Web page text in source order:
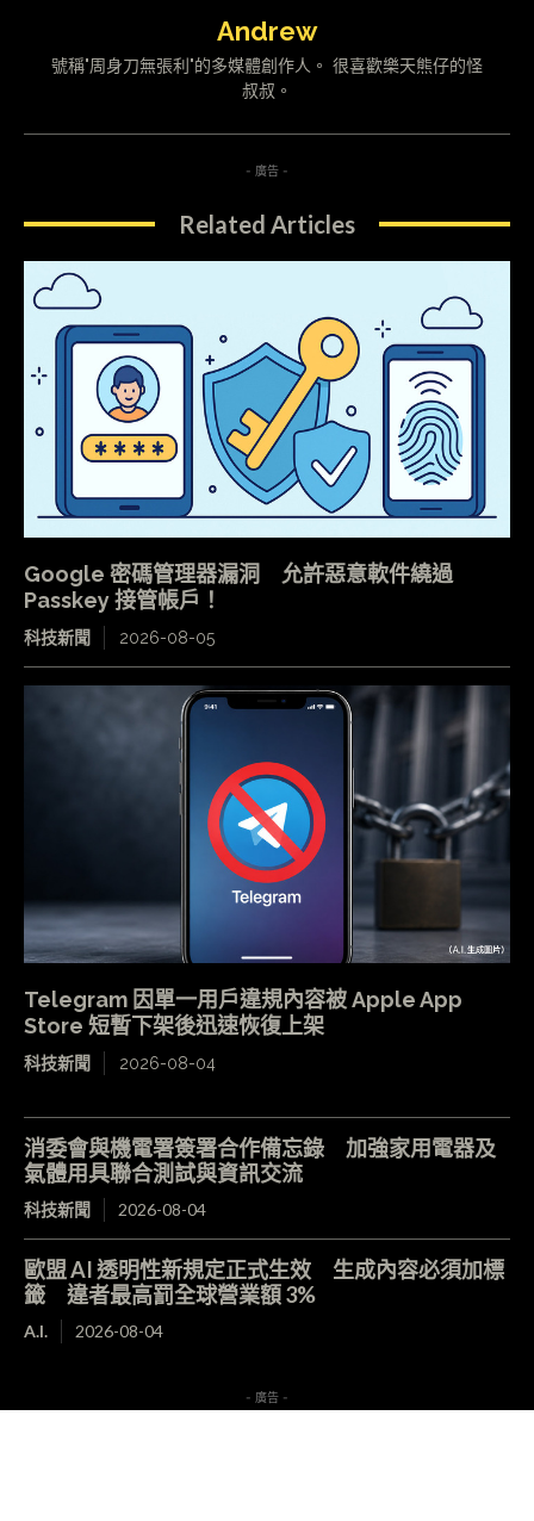
Andrew
號稱"周身刀無張利"的多媒體創作人。 很喜歡樂天熊仔的怪
叔叔。
- 廣告 -
Related Articles
Google 密碼管理器漏洞 允許惡意軟件繞過
Passkey 接管帳戶！
科技新聞 2026-08-05
Telegram 因單一用戶違規內容被 Apple App
Store 短暫下架後迅速恢復上架
科技新聞 2026-08-04
消委會與機電署簽署合作備忘錄 加強家用電器及
氣體用具聯合測試與資訊交流
科技新聞 2026-08-04
歐盟 AI 透明性新規定正式生效 生成內容必須加標
籤 違者最高罰全球營業額 3%
A.I. 2026-08-04
- 廣告 -